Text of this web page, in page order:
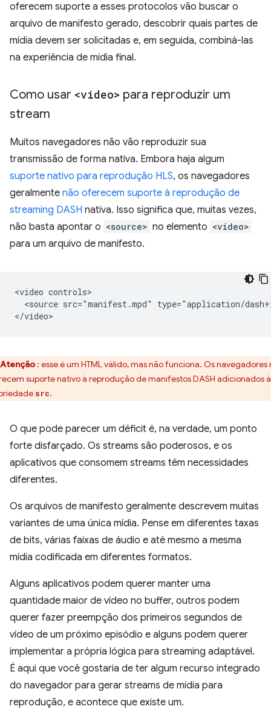
oferecem suporte a esses protocolos vão buscar o
arquivo de manifesto gerado, descobrir quais partes de
mídia devem ser solicitadas e, em seguida, combiná-las
na experiência de mídia final.
Como usar <video> para reproduzir um
stream
Muitos navegadores não vão reproduzir sua
transmissão de forma nativa. Embora haja algum
suporte nativo para reprodução HLS, os navegadores
geralmente não oferecem suporte à reprodução de
streaming DASH nativa. Isso significa que, muitas vezes,
não basta apontar o <source> no elemento <video>
para um arquivo de manifesto.
<video controls>
<source src="manifest.mpd" type="application/
Atenção : esse é um HTML válido, mas não funciona. Os navegadores
suporte nativo à reprodução de manifestos DASH adicionados à
src.
O que pode parecer um déficit é, na verdade, um ponto
forte disfarçado. Os streams são poderosos, e os
aplicativos que consomem streams têm necessidades
diferentes.
Os arquivos de manifesto geralmente descrevem muitas
variantes de uma única mídia. Pense em diferentes taxas
de bits, várias faixas de áudio e até mesmo a mesma
mídia codificada em diferentes formatos.
Alguns aplicativos podem querer manter uma
quantidade maior de vídeo no buffer, outros podem
querer fazer preempção dos primeiros segundos de
vídeo de um próximo episódio e alguns podem querer
implementar a própria lógica para streaming adaptável.
É aqui que você gostaria de ter algum recurso integrado
do navegador para gerar streams de mídia para
reprodução, e acontece que existe um.